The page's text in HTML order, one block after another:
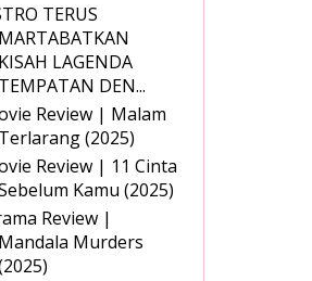
TERUS
MARTABATKAN
KISAH LAGENDA
TEMPATAN DEN...
Review | Malam
Terlarang (2025)
Review | 11 Cinta
Kamu (2025)
Review |
Mandala Murders